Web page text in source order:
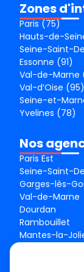
Zones
Paris (75)
Hauts-de-
Seine-Saint-
Essonne (91)
Val-de-Marne
Val-d’Oise (95)
Seine-et-
Yvelines (78)
Nos
Paris Est
Seine-Saint-
Garges-lès-
Val-de-Marne
Dourdan
Rambouillet
Mantes-la-